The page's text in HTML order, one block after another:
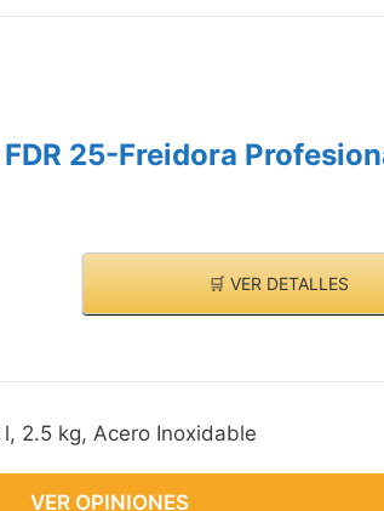
25-Freidora
🛒 VER DETALLES
2.5 kg, Acero Inoxidable
VER OPINIONES